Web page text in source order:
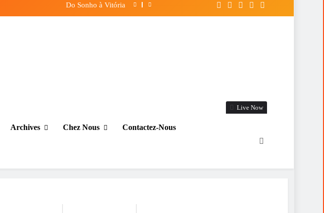
Do Sonho à Vitória A FALÁCIA DA TÁTICA DE OPOR
Archives Chez Nous Contactez-Nous
Live Now